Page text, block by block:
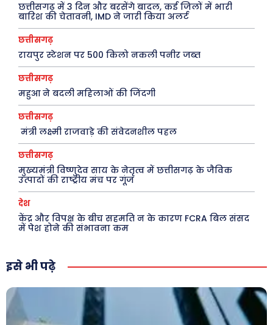
छत्तीसगढ़ में 3 दिन और बरसेंगे बादल, कई जिलों में भारी
बारिश की चेतावनी, IMD ने जारी किया अलर्ट
छत्तीसगढ़
रायपुर स्टेशन पर 500 किलो नकली पनीर जब्त
छत्तीसगढ़
महुआ ने बदली महिलाओं की जिंदगी
छत्तीसगढ़
मंत्री लक्ष्मी राजवाड़े की संवेदनशील पहल
छत्तीसगढ़
मुख्यमंत्री विष्णुदेव साय के नेतृत्व में छत्तीसगढ़ के जैविक
उत्पादों की राष्ट्रीय मंच पर गूंज
देश
केंद्र और विपक्ष के बीच सहमति न के कारण FCRA बिल संसद
में पेश होने की संभावना कम
इसे भी पढ़े